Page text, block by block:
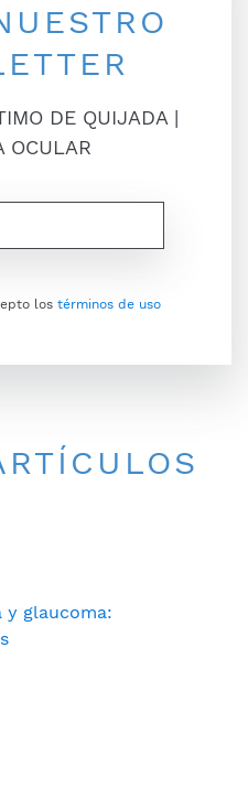
DE QUIJADA |
OCULAR
los términos de uso